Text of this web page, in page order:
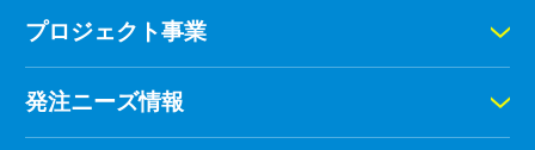
プロジェクト事業
発注ニーズ情報